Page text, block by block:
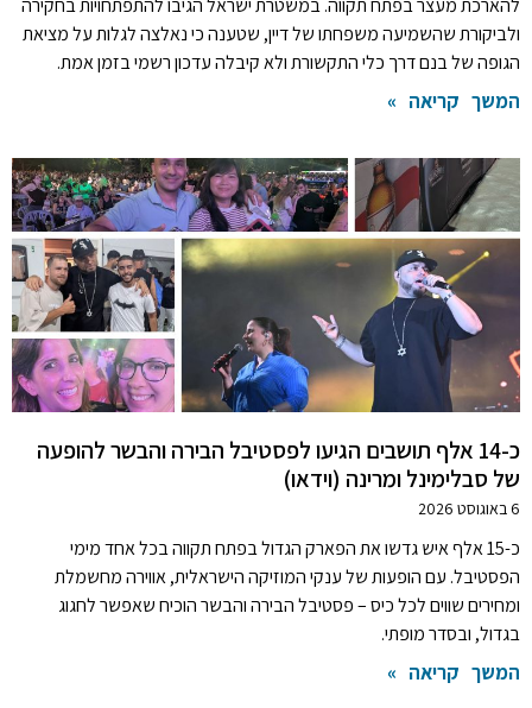
להארכת מעצר בפתח תקווה. במשטרת ישראל הגיבו להתפתחויות בחקירה
ולביקורת שהשמיעה משפחתו של דיין, שטענה כי נאלצה לגלות על מציאת
הגופה של בנם דרך כלי התקשורת ולא קיבלה עדכון רשמי בזמן אמת.
המשך קריאה »
כ-14 אלף תושבים הגיעו לפסטיבל הבירה והבשר להופעה
של סבלימינל ומרינה (וידאו)
6 באוגוסט 2026
כ-15 אלף איש גדשו את הפארק הגדול בפתח תקווה בכל אחד מימי
הפסטיבל. עם הופעות של ענקי המוזיקה הישראלית, אווירה מחשמלת
ומחירים שווים לכל כיס – פסטיבל הבירה והבשר הוכיח שאפשר לחגוג
בגדול, ובסדר מופתי.
המשך קריאה »